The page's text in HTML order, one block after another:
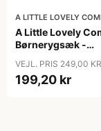
A LITTLE LOVELY
A Little Lovely
Børnerygsæk -
VEJL. PRIS 249,00 KR
199,20 kr